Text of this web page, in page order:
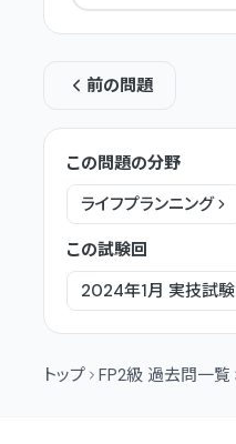
前の問題
この問題の分野
ライフプランニング
この試験回
2024年1月 実技試験
トップ FP2級 過去問一覧